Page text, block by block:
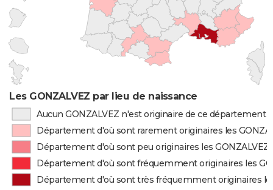
Les GONZALVEZ par lieu de naissance
Aucun GONZALVEZ n'est originaire de ce département
Département d'où sont rarement originaires les
Département d'où sont peu originaires les GONZALVEZ
Département d'où sont fréquemment originaires les
Département d'où sont très fréquemment originaires